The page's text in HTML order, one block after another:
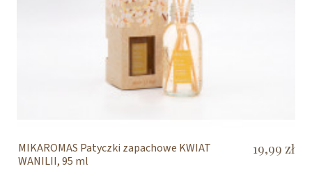
MIKAROMAS Patyczki zapachowe KWIAT
WANILII, 95 ml
19,99 zł